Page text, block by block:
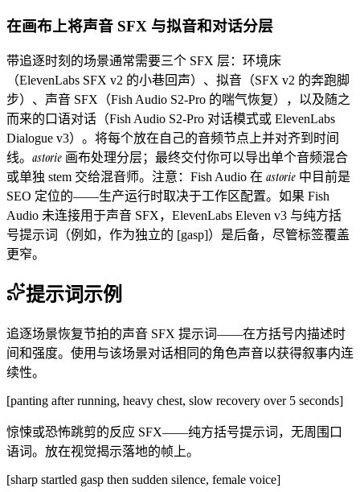
在画布上将声音 SFX 与拟音和对话分层
带追逐时刻的场景通常需要三个 SFX 层：环境床
（ElevenLabs SFX v2 的小巷回声）、拟音（SFX v2 的奔跑脚
步）、声音 SFX（Fish Audio S2-Pro 的喘气恢复），以及随之
而来的口语对话（Fish Audio S2-Pro 对话模式或 ElevenLabs
Dialogue v3）。将每个放在自己的音频节点上并对齐到时间
线。 astorie 画布处理分层；最终交付你可以导出单个音频混合
或单独 stem 交给混音师。注意：Fish Audio 在 astorie 中目前是
SEO 定位的——生产运行时取决于工作区配置。如果 Fish
Audio 未连接用于声音 SFX，ElevenLabs Eleven v3 与纯方括
号提示词（例如，作为独立的 [gasp]）是后备，尽管标签覆盖
更窄。
提示词示例
追逐场景恢复节拍的声音 SFX 提示词——在方括号内描述时
间和强度。使用与该场景对话相同的角色声音以获得叙事内连
续性。
[panting after running, heavy chest, slow recovery over 5 seconds]
惊悚或恐怖跳剪的反应 SFX——纯方括号提示词，无周围口
语词。放在视觉揭示落地的帧上。
[sharp startled gasp then sudden silence, female voice]